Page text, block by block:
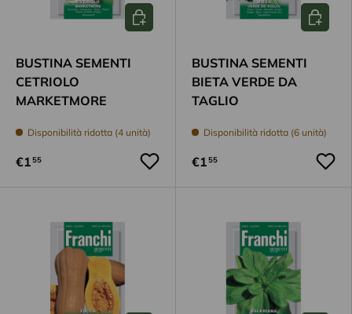
BUSTINA SEMENTI
CETRIOLO
MARKETMORE
Disponibilità ridotta (4 unità)
€155
Aggiungi al carrello
BUSTINA SEMENTI
BIETA VERDE DA
TAGLIO
Disponibilità ridotta (6 unità)
€155